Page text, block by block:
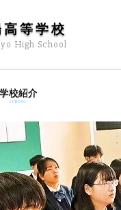
等学校
High School
学校紹介
SCHOOL